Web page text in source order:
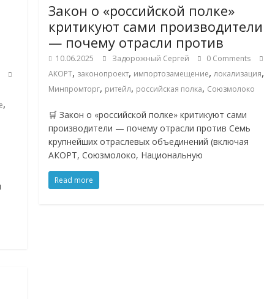
,
Закон о «российской полке»
критикуют сами производители
— почему отрасли против
10.06.2025 Задорожный Сергей
0 Comments
АКОРТ, законопроект, импортозамещение,локализация,
Минпромторг, ритейл, российская полка, Союзмолоко
🛒 Закон о «российской полке» критикуют сами
производители — почему отрасли против Семь
крупнейших отраслевых объединений (включая
АКОРТ, Союзмолоко, Национальную
Read more